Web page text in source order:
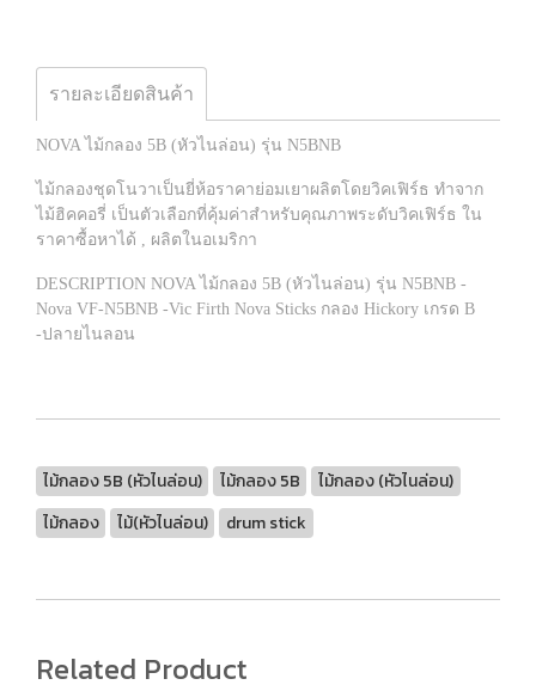
รายละเอียดสินค้า
NOVA ไม้กลอง 5B (หัวไนล่อน) รุ่น N5BNB
ไม้กลองชุดโนวาเป็นยี่ห้อราคาย่อมเยาผลิตโดยวิคเฟิร์ธ ทำจาก
ไม้ฮิคคอรี่ เป็นตัวเลือกที่คุ้มค่าสำหรับคุณภาพระดับวิคเฟิร์ธ ใน
ราคาซื้อหาได้ , ผลิตในอเมริกา
DESCRIPTION NOVA ไม้กลอง 5B (หัวไนล่อน) รุ่น N5BNB -
Nova VF-N5BNB -Vic Firth Nova Sticks กลอง Hickory เกรด B
-ปลายไนลอน
ไม้กลอง 5B (หัวไนล่อน) ไม้กลอง 5B
ไม้กลอง (หัวไนล่อน)
ไม้กลอง
ไม้(หัวไนล่อน) drum stick
Related Product